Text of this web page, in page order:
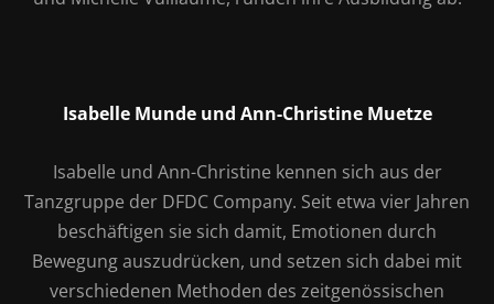
Isabelle Munde und Ann-Christine Muetze
Isabelle und Ann-Christine kennen sich aus der
Tanzgruppe der DFDC Company. Seit etwa vier Jahren
beschäftigen sie sich damit, Emotionen durch
Bewegung auszudrücken, und setzen sich dabei mit
verschiedenen Methoden des zeitgenössischen